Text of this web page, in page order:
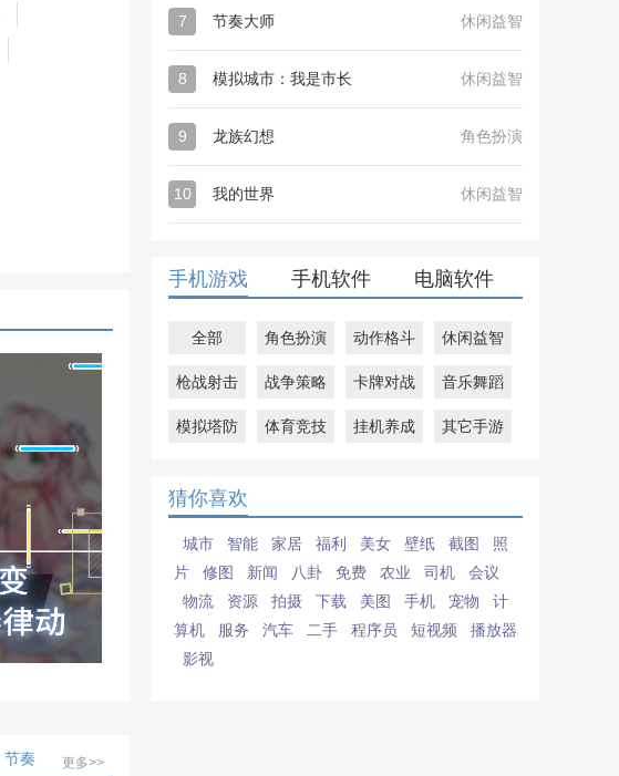
节奏 更多>>
7 节奏大师 休闲益智
8 模拟城市：我是市长 休闲益智
9 龙族幻想 角色扮演
10 我的世界 休闲益智
手机游戏 手机软件 电脑软件
全部 角色扮演 动作格斗 休闲益智
枪战射击 战争策略 卡牌对战 音乐舞蹈
模拟塔防 体育竞技 挂机养成 其它手游
猜你喜欢
城市 智能 家居 福利 美女 壁纸 截图
照
片
修图 新闻 八卦 免费 农业 司机
会议
物流
资源 拍摄 下载 美图 手机 宠物
计
算机
服务 汽车 二手 程序员 短视频
播放器
影视